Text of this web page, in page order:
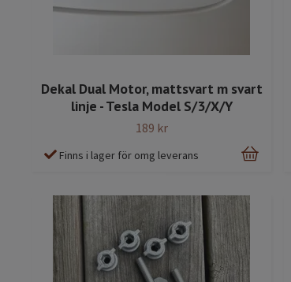
Dekal Dual Motor, mattsvart m svart
linje - Tesla Model S/3/X/Y
189 kr
Finns i lager för omg leverans